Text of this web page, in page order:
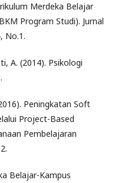
Merdeka Belajar
Program Studi). Jurnal
No.1.
A. (2014). Psikologi
Peningkatan Soft
Project-Based
Pembelajaran
Belajar-Kampus